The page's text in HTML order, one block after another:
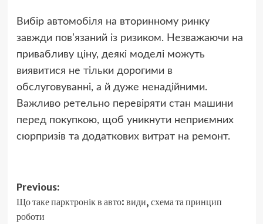
Вибір автомобіля на вторинному ринку
завжди пов’язаний із ризиком. Незважаючи на
привабливу ціну, деякі моделі можуть
виявитися не тільки дорогими в
обслуговуванні, а й дуже ненадійними.
Важливо ретельно перевіряти стан машини
перед покупкою, щоб уникнути неприємних
сюрпризів та додаткових витрат на ремонт.
Post
navigation
Previous:
Що таке парктронік в авто: види, схема та принцип
роботи